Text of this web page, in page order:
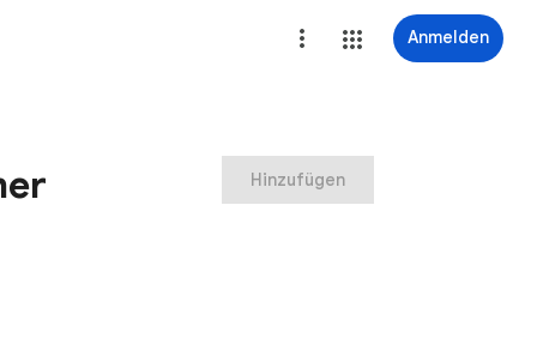
Anmelden
Hinzufügen